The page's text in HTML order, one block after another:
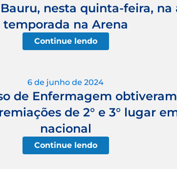
nesta quinta-feira, na
temporada na Arena
Continue lendo
6 de junho de 2024
de Enfermagem
de 2° e 3° lugar
nacional
Continue lendo